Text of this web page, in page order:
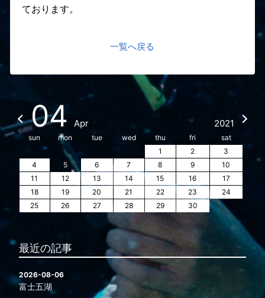
ております。
一覧へ戻る
04 Apr 2021
sun mon tue wed thu fri
sat
1
2
3
4
5 6 7 8 9
10
11
12 13 14 15 16
17
18
19 20 21 22 23
24
25
26 27 28 29 30
最近の記事
2026-08-06
富士五湖